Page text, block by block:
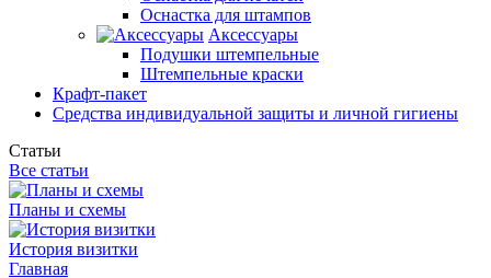
Оснастка для штампов
Аксессуары
Подушки штемпельные
Штемпельные краски
Крафт-пакет
Средства индивидуальной защиты и личной гигиены
Статьи
Все статьи
Планы и схемы
История визитки
Главная